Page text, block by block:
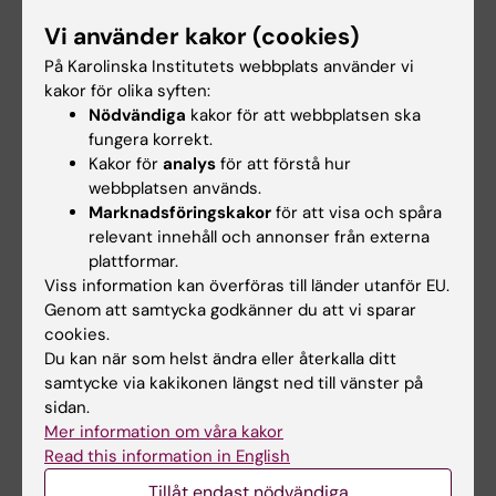
ARTICLE:BMC PSYCHIATRY.2022;22(1):625
The clinical course of comorbid substance
use disorder and attention
deficit/hyperactivity disorder: protocol and
clinical characteristics of the INCAS study
Brynte C; Aeschlimann M; Barta C; Begeman
AHA; Backer A; Crunelle CL; Daigre C; De
Fuentes-Merillas L; Demetrovics Z; Dom G;
Grau Lopez L; Icick R; Johnson B; Joostens P;
Kapitany-Foveny M; Karsinti E; Kiefer F;
Konstenius M; Levin FR; Luderer M; Markus W;
Matthys F; Moggi F; Felipe Palma-Alvarez R;
Paraskevopoulou M; Antoni Ramos-Quiroga J;
Schellekens A; Soravia LM; Therribout N;
Thomas A; van de Glind G; van Kernebeek MW;
Alla författare
ARTICLE:BMC PSYCHIATRY. 2021;21(1):458
Self-rated impulsivity in healthy individuals,
substance use disorder and ADHD:
psychometric properties of the Swedish
Barratt impulsiveness scale
Khemiri L; Brynte C; Konstenius M; Guterstam
J; Rosendahl I; Franck J; Jayaram-Lindstrom N
Vi använder kakor (cookies)
På Karolinska Institutets webbplats använder vi
kakor för olika syften:
Nödvändiga kakor för att webbplatsen ska
fungera korrekt.
Kakor för analys för att förstå hur
webbplatsen används.
Marknadsföringskakor för att visa och spåra
relevant innehåll och annonser från externa
plattformar.
Viss information kan överföras till länder utanför EU.
Genom att samtycka godkänner du att vi sparar
cookies.
Du kan när som helst ändra eller återkalla ditt
samtycke via kakikonen längst ned till vänster på
sidan.
Mer information om våra kakor
Read this information in English